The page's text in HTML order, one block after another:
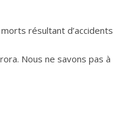
résultant d’accidents
Nous ne savons pas à